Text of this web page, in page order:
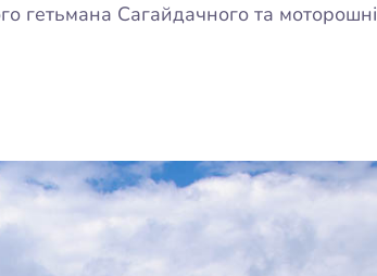
гетьмана Сагайдачного та моторошні